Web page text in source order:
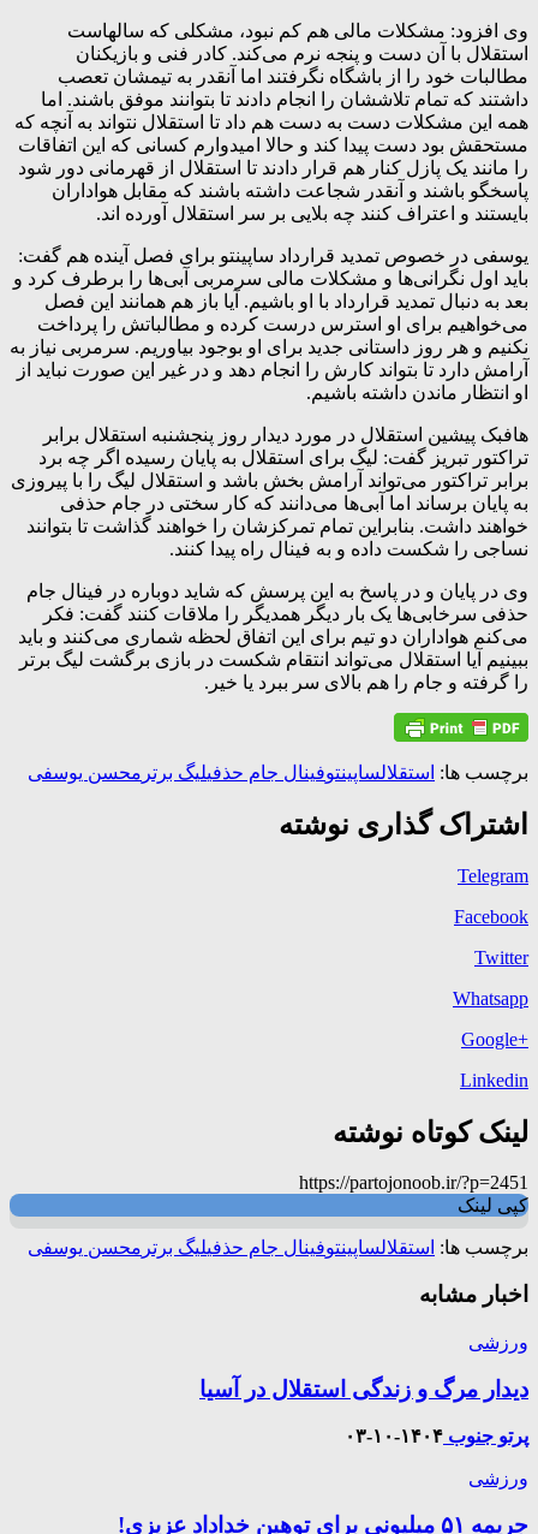
وی افزود: مشکلات مالی هم کم نبود، مشکلی که سالهاست
استقلال با آن دست و پنجه نرم می‌کند. کادر فنی و بازیکنان
مطالبات خود را از باشگاه نگرفتند اما آنقدر به تیمشان تعصب
داشتند که تمام تلاششان را انجام دادند تا بتوانند موفق باشند. اما
همه این مشکلات دست به دست هم داد تا استقلال نتواند به آنچه که
مستحقش بود دست پیدا کند و حالا امیدوارم کسانی که این اتفاقات
را مانند یک پازل کنار هم قرار دادند تا استقلال از قهرمانی دور شود
پاسخگو باشند و آنقدر شجاعت داشته باشند که مقابل هواداران
بایستند و اعتراف کنند چه بلایی بر سر استقلال آورده اند.
یوسفی در خصوص تمدید قرارداد ساپینتو برای فصل آینده هم گفت:
باید اول نگرانی‌ها و مشکلات مالی سرمربی آبی‌ها را برطرف کرد و
بعد به دنبال تمدید قرارداد با او باشیم. آیا باز هم همانند این فصل
می‌خواهیم برای او استرس درست کرده و مطالباتش را پرداخت
نکنیم و هر روز داستانی جدید برای او بوجود بیاوریم. سرمربی نیاز به
آرامش دارد تا بتواند کارش را انجام دهد و در غیر این صورت نباید از
او انتظار ماندن داشته باشیم.
هافبک پیشین استقلال در مورد دیدار روز پنجشنبه استقلال برابر
تراکتور تبریز گفت: لیگ برای استقلال به پایان رسیده اگر چه برد
برابر تراکتور می‌تواند آرامش بخش باشد و استقلال لیگ را با پیروزی
به پایان برساند اما آبی‌ها می‌دانند که کار سختی در جام حذفی
خواهند داشت. بنابراین تمام تمرکزشان را خواهند گذاشت تا بتوانند
نساجی را شکست داده و به فینال راه پیدا کنند.
وی در پایان و در پاسخ به این پرسش که شاید دوباره در فینال جام
حذفی سرخابی‌ها یک بار دیگر همدیگر را ملاقات کنند گفت: فکر
می‌کنم هواداران دو تیم برای این اتفاق لحظه شماری می‌کنند و باید
ببینیم آیا استقلال می‌تواند انتقام شکست در بازی برگشت لیگ برتر
را گرفته و جام را هم بالای سر ببرد یا خیر.
برچسب ها: استقلالساپینتوفینال جام حذفیلیگ برتر محسن یوسفی
اشتراک گذاری نوشته
Telegram
Facebook
Twitter
Whatsapp
+Google
Linkedin
لینک کوتاه نوشته
https://partojonoob.ir/?p=2451
کپی لینک
برچسب ها: استقلالساپینتوفینال جام حذفیلیگ برتر محسن یوسفی
اخبار مشابه
ورزشی
دیدار مرگ و زندگی استقلال در آسیا
پرتو جنوب ۱۴۰۴-۱۰-۰۳
ورزشی
جریمه ۵۱ میلیونی برای توهین خداداد عزیزی!